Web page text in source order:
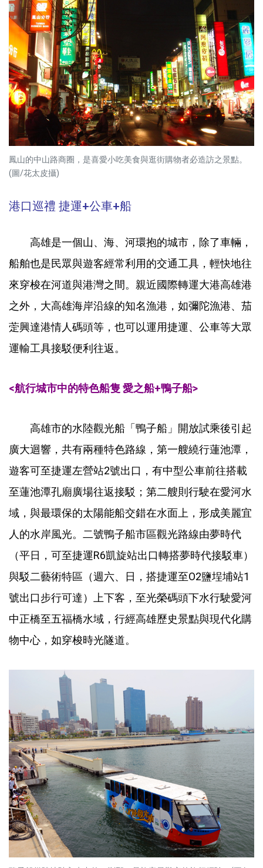
鳳山的中山路商圈，是喜愛小吃美食與逛街購物者必造訪之景點。
(圖/花太皮攝)
港口巡禮 捷運+公車+船
高雄是一個山、海、河環抱的城市，除了車輛，
船舶也是民眾與遊客經常利用的交通工具，輕快地往
來穿梭在河道與港灣之間。親近國際轉運大港高雄港
之外，大高雄海岸沿線的知名漁港，如彌陀漁港、茄
萣興達港情人碼頭等，也可以運用捷運、公車等大眾
運輸工具接駁便利往返。
<航行城市中的特色船隻 愛之船+鴨子船>
高雄市的水陸觀光船「鴨子船」開放試乘後引起
廣大迴響，共有兩種特色路線，第一艘繞行蓮池潭，
遊客可至捷運左營站2號出口，有中型公車前往搭載
至蓮池潭孔廟廣場往返接駁；第二艘則行駛在愛河水
域，與最環保的太陽能船交錯在水面上，形成美麗宜
人的水岸風光。二號鴨子船市區觀光路線由夢時代
（平日，可至捷運R6凱旋站出口轉搭夢時代接駁車）
與駁二藝術特區（週六、日，搭捷運至O2鹽埕埔站1
號出口步行可達）上下客，至光榮碼頭下水行駛愛河
中正橋至五福橋水域，行經高雄歷史景點與現代化購
物中心，如穿梭時光隧道。